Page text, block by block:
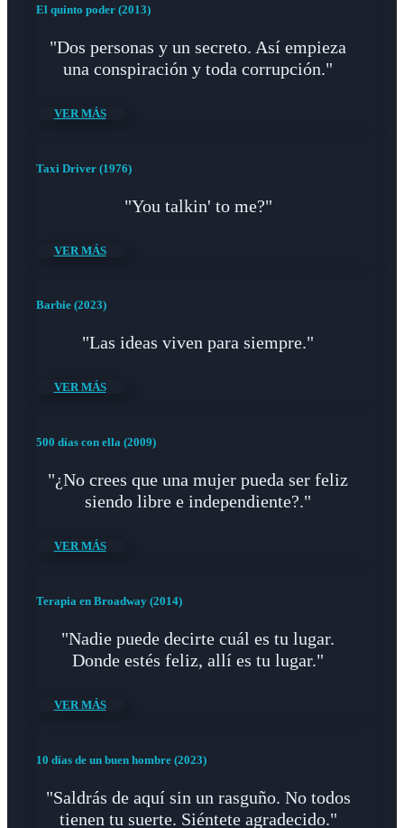
El quinto poder (2013)
"Dos personas y un secreto. Así empieza
una conspiración y toda corrupción."
VER MÁS
Taxi Driver (1976)
"You talkin' to me?"
VER MÁS
Barbie (2023)
"Las ideas viven para siempre."
VER MÁS
500 días con ella (2009)
"¿No crees que una mujer pueda ser feliz
siendo libre e independiente?."
VER MÁS
Terapia en Broadway (2014)
"Nadie puede decirte cuál es tu lugar.
Donde estés feliz, allí es tu lugar."
VER MÁS
10 días de un buen hombre (2023)
"Saldrás de aquí sin un rasguño. No todos
tienen tu suerte. Siéntete agradecido."